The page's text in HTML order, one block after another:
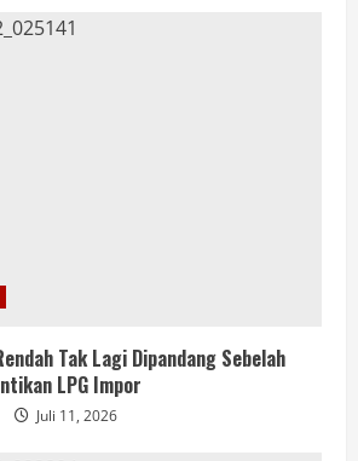
Tak Lagi Dipandang Sebelah
LPG Impor
Juli 11, 2026